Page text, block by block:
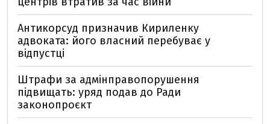
Антикорсуд призначив Кириленку
адвоката: його власний перебуває у
відпустці
Штрафи за адмінправопорушення
підвищать: уряд подав до Ради
законопроєкт